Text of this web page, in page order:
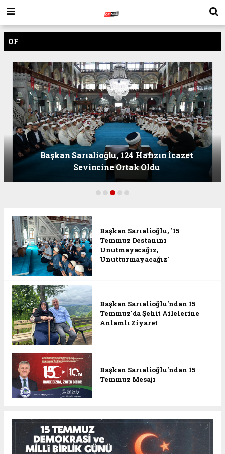
OF
Başkan Sarıalioğlu, 124 Hafızın İcazet
Sevincine Ortak Oldu
Başkan Sarıalioğlu, '15
Temmuz Destanını
Unutmayacağız,
Unutturmayacağız'
Başkan Sarıalioğlu'ndan 15
Temmuz'da Şehit Ailelerine
Anlamlı Ziyaret
Başkan Sarıalioğlu'ndan 15
Temmuz Mesajı